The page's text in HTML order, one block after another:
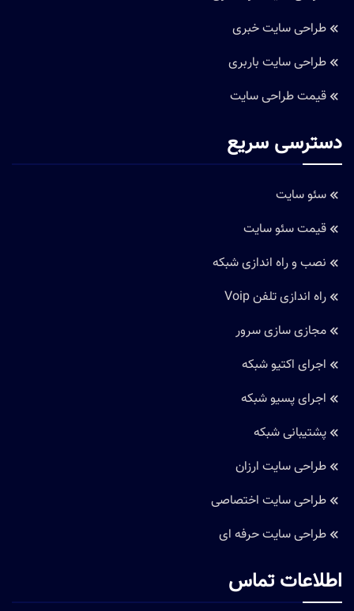
طراحی سایت پزشکی
طراحی سایت املاک
طراحی سایت آموزشی
طراحی سایت گردشگری
طراحی سایت خبری
طراحی سایت باربری
قیمت طراحی سایت
دسترسی سریع
سئو سایت
قیمت سئو سایت
نصب و راه اندازی شبکه
راه اندازی تلفن Voip
مجازی سازی سرور
اجرای اکتیو شبکه
پشتیبانی شبکه